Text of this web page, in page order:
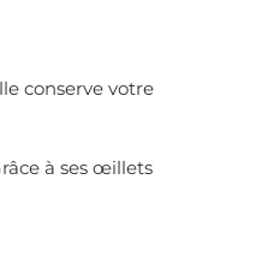
conserve votre
à ses œillets